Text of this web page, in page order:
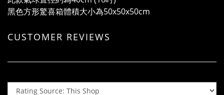
黑色方形驚喜箱體積大小為50x50x50cm
CUSTOMER REVIEWS